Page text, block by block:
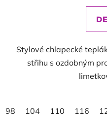
Stylové chlapecké
střihu s ozdobným
98 104 110 116